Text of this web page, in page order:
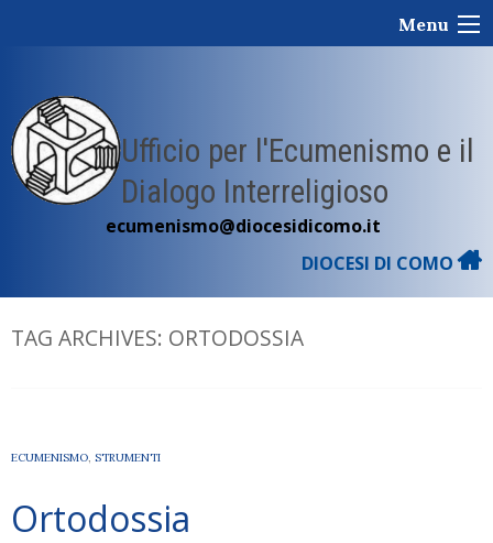
Menu
Ufficio per l'Ecumenismo e il
Dialogo Interreligioso
ecumenismo@diocesidicomo.it
DIOCESI DI COMO
TAG ARCHIVES: ORTODOSSIA
ECUMENISMO, STRUMENTI
Ortodossia